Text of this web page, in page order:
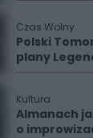
Czas Wolny
Polski
plany
Kultura
Almanach
o